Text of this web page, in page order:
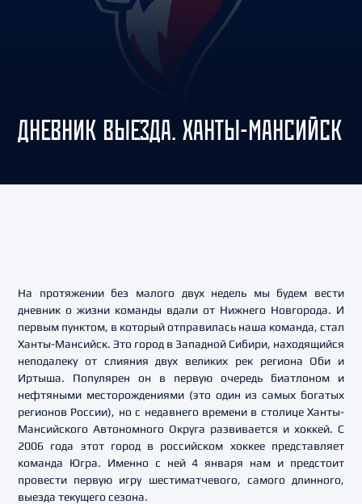
ДНЕВНИК ВЫЕЗДА. ХАНТЫ-МАНСИЙСК
На протяжении без малого двух недель мы будем вести
дневник о жизни команды вдали от Нижнего Новгорода. И
первым пунктом, в который отправилась наша команда, стал
Ханты-Мансийск. Это город в Западной Сибири, находящийся
неподалеку от слияния двух великих рек региона Оби и
Иртыша. Популярен он в первую очередь биатлоном и
нефтяными месторождениями (это один из самых богатых
регионов России), но с недавнего времени в столице Ханты-
Мансийского Автономного Округа развивается и хоккей. С
2006 года этот город в российском хоккее представляет
команда Югра. Именно с ней 4 января нам и предстоит
провести первую игру шестиматчевого, самого длинного,
выезда текущего сезона.